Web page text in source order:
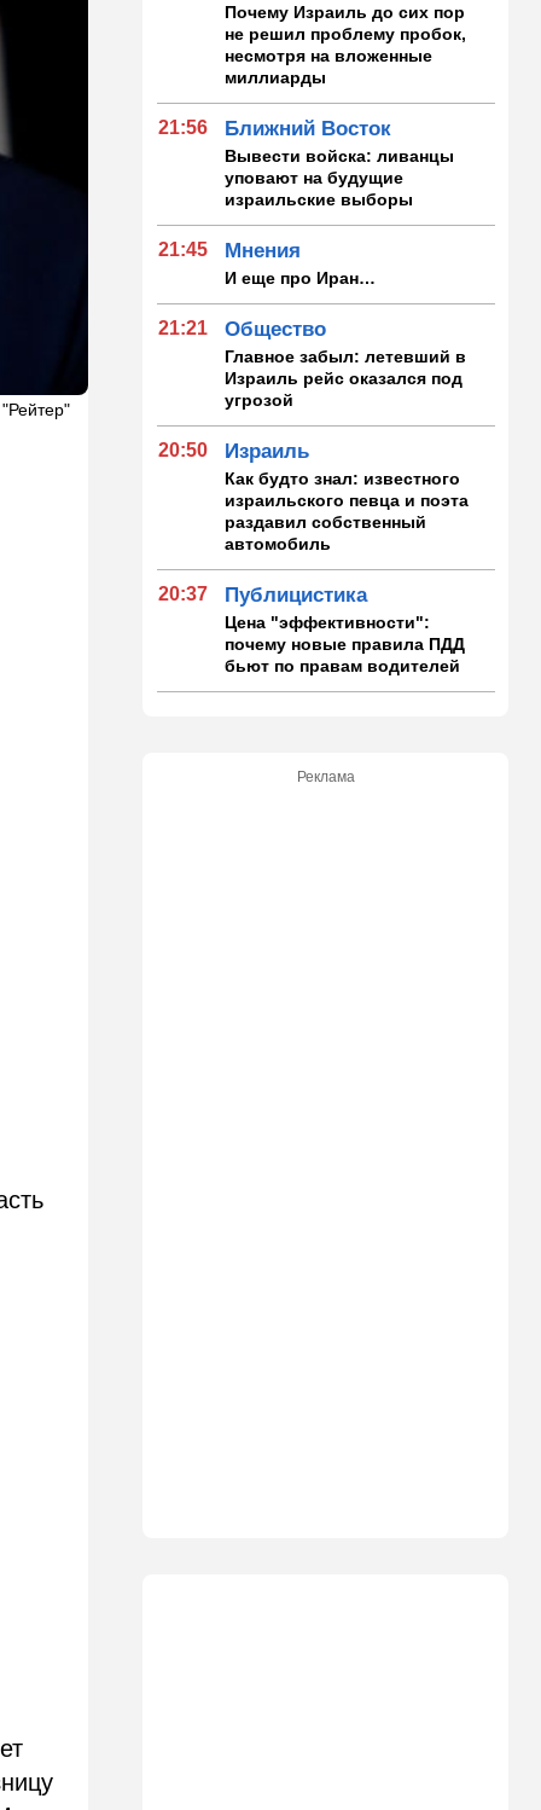
Почему Израиль до сих пор
не решил проблему пробок,
несмотря на вложенные
миллиарды
21:56 Ближний Восток
Вывести войска: ливанцы
уповают на будущие
израильские выборы
21:45 Мнения
И еще про Иран…
21:21 Общество
Главное забыл: летевший в
Израиль рейс оказался под
угрозой
20:50 Израиль
Как будто знал: известного
израильского певца и поэта
раздавил собственный
автомобиль
20:37 Публицистика
Цена "эффективности":
почему новые правила ПДД
бьют по правам водителей
видеосъемка автобусного
Реклама